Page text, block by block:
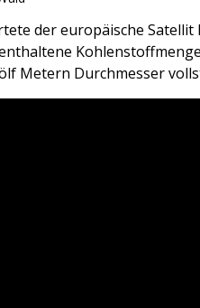
der europäische
Metern Durchmesser